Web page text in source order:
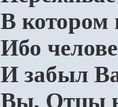
В котором
Ибо
И забыл
Вы, Отцы